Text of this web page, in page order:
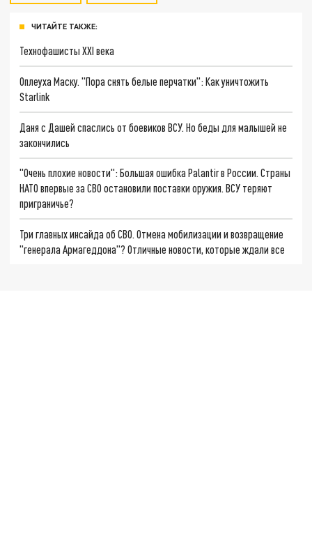
ЧИТАЙТЕ ТАКЖЕ:
Технофашисты XXI века
Оплеуха Маску. "Пора снять белые перчатки": Как уничтожить
Starlink
Даня с Дашей спаслись от боевиков ВСУ. Но беды для малышей не
закончились
"Очень плохие новости": Большая ошибка Palantir в России. Страны
НАТО впервые за СВО остановили поставки оружия. ВСУ теряют
приграничье?
Три главных инсайда об СВО. Отмена мобилизации и возвращение
"генерала Армагеддона"? Отличные новости, которые ждали все